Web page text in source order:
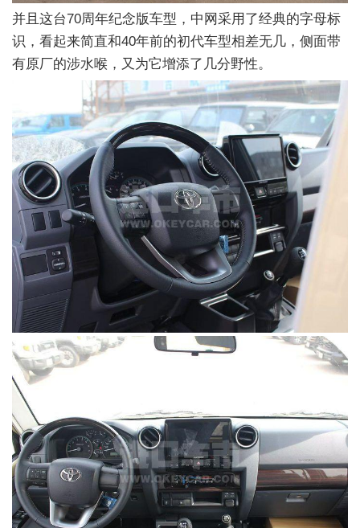
并且这台70周年纪念版车型，中网采用了经典的字母标
识，看起来简直和40年前的初代车型相差无几，侧面带
有原厂的涉水喉，又为它增添了几分野性。